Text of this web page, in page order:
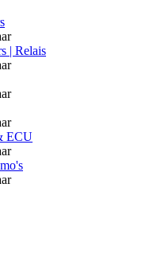
| Relais
ECU